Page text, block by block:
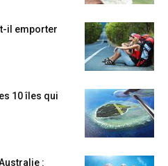
il emporter
10 îles qui
: